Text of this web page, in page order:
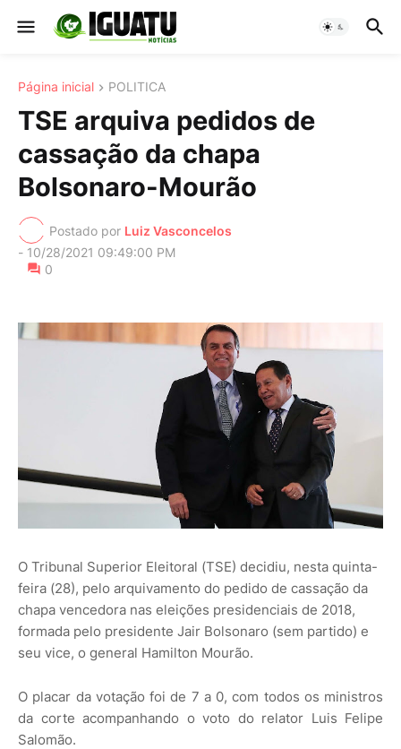
Página inicial POLITICA
TSE arquiva pedidos de
cassação da chapa
Bolsonaro-Mourão
Postado por Luiz Vasconcelos
- 10/28/2021 09:49:00 PM
0
O Tribunal Superior Eleitoral (TSE) decidiu, nesta quinta-
feira (28), pelo arquivamento do pedido de cassação da
chapa vencedora nas eleições presidenciais de 2018,
formada pelo presidente Jair Bolsonaro (sem partido) e
seu vice, o general Hamilton Mourão.
O placar da votação foi de 7 a 0, com todos os ministros
da corte acompanhando o voto do relator Luis Felipe
Salomão.